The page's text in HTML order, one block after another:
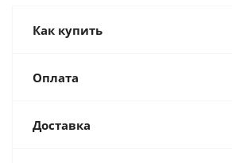
Как купить
Оплата
Доставка